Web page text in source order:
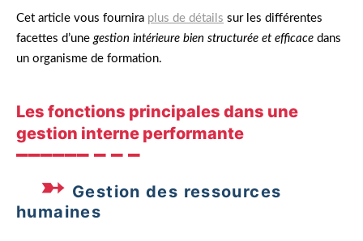
Cet article vous fournira plus de détails sur les différentes
facettes d’une gestion intérieure bien structurée et efficace dans
un organisme de formation.
Les fonctions principales dans une
gestion interne performante
Gestion des ressources
humaines